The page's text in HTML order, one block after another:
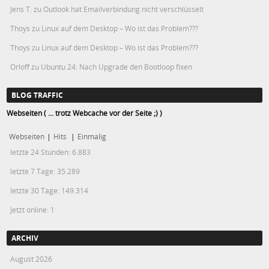
Jens T. zu Outlook hat Emailverbindung nicht verschlüsselt
Thoys zu Linux auf dem Desktop – Wo ist das Problem???
Thoys zu Linux auf dem Desktop – Wo ist das Problem???
Orloffzu Ubuntu 24: Nach Upgrade den Bootloop fixen
BLOG TRAFFIC
Webseiten ( ... trotz Webcache vor der Seite ;) )
Webseiten | Hits | Einmalig
letzte 24 Stunden:6.883
letzte 7 Tage: 35.289
letzte 30 Tage: 149.314
Jetzt online: 1
ARCHIV
August 2026